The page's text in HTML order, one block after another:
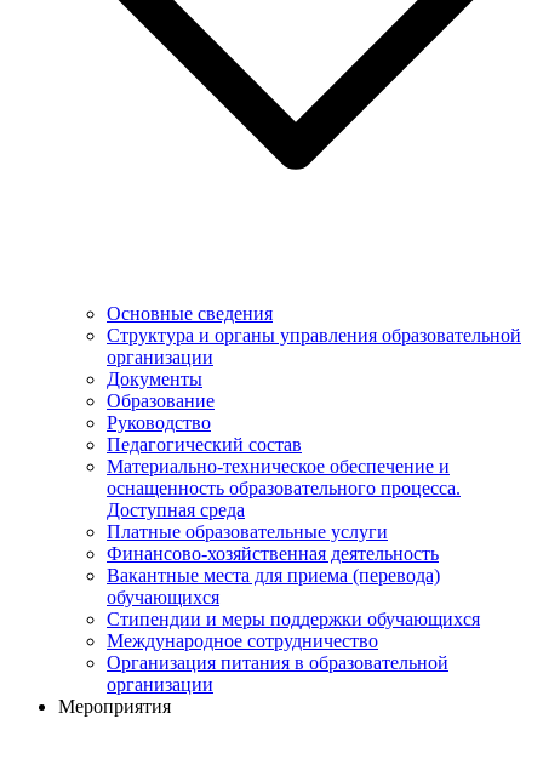
Основные сведения
Структура и органы управления образовательной
организации
Документы
Образование
Руководство
Педагогический состав
Материально-техническое обеспечение и
оснащенность образовательного процесса.
Доступная среда
Платные образовательные услуги
Финансово-хозяйственная деятельность
Вакантные места для приема (перевода)
обучающихся
Стипендии и меры поддержки обучающихся
Международное сотрудничество
Организация питания в образовательной
организации
Мероприятия